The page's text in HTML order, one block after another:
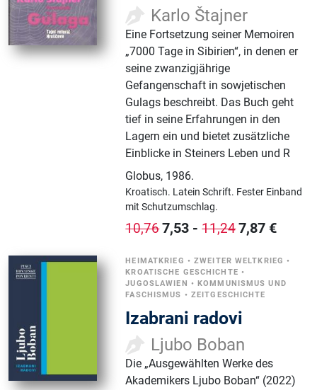
Karlo Štajner
Eine Fortsetzung seiner Memoiren
„7000 Tage in Sibirien“, in denen er
seine zwanzigjährige
Gefangenschaft in sowjetischen
Gulags beschreibt. Das Buch geht
tief in seine Erfahrungen in den
Lagern ein und bietet zusätzliche
Einblicke in Steiners Leben und R
Globus, 1986.
Kroatisch. Latein Schrift. Fester Einband
mit Schutzumschlag.
10,767,53 -11,247,87 €
HEIMATKRIEG •ZWEITER WELTKRIEG •
KROATISCHE GESCHICHTE •
JUGOSLAWIEN •KOMMUNISMUS UND
FASCHISMUS • ZEITGESCHICHTE
Izabrani radovi
Ljubo Boban
Die „Ausgewählten Werke des
Akademikers Ljubo Boban“ (2022)